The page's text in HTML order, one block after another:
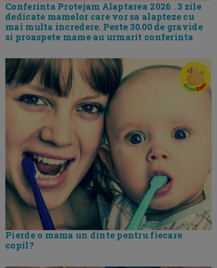
Conferinta Protejam Alaptarea 2026 . 3 zile
dedicate mamelor care vor sa alapteze cu
mai multa incredere. Peste 30.00 de gravide
si proaspete mame au urmarit conferinta
Pierde o mama un dinte pentru fiecare
copil?